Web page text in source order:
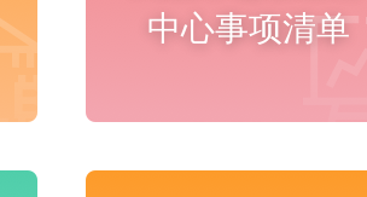
中心事项清单